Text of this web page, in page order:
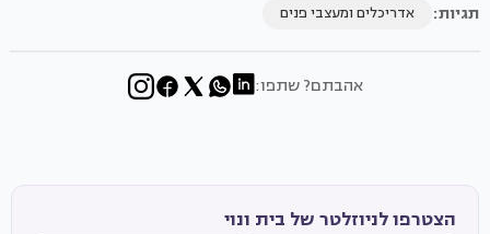
תגיות: אדריכלים ומעצבי פנים
אהבתם? שתפו:
הצטרפו לניוזלטר של בית ונוי